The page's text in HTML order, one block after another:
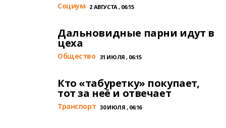
Cоциум 2 АВГУСТА , 06:15
Дальновидные парни идут в
цеха
Общество 31 ИЮЛЯ , 06:15
Кто «табуретку» покупает,
тот за неё и отвечает
Транспорт 30 ИЮЛЯ , 06:16